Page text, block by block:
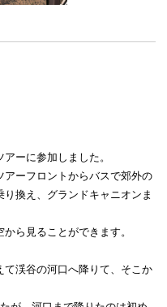
ーに参加しました。
ーフロントからバスで郊外の
換え、グランドキャニオンま
ら見ることができます。
渓谷の河口へ降りて、そこか